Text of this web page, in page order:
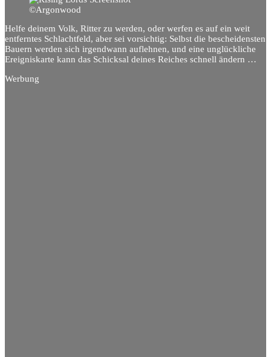
©Argonwood
Helfe deinem Volk, Ritter zu werden, oder werfen es auf ein weit
entferntes Schlachtfeld, aber sei vorsichtig: Selbst die bescheidensten
Bauern werden sich irgendwann auflehnen, und eine unglückliche
Ereigniskarte kann das Schicksal deines Reiches schnell ändern …
Werbung